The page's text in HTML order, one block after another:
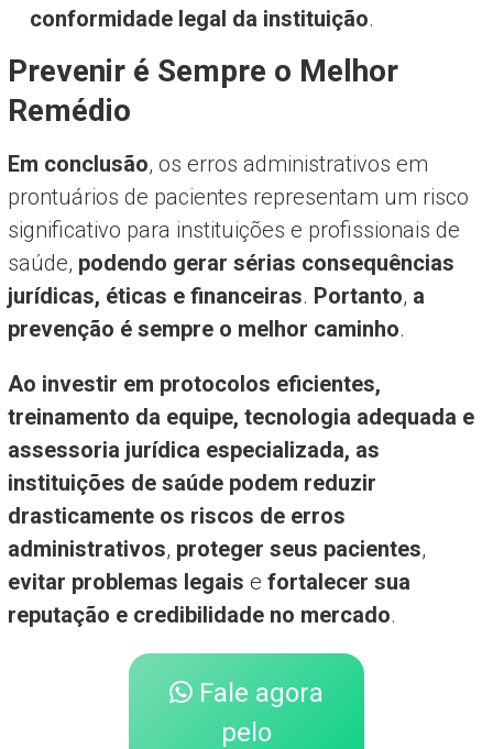
conformidade legal da instituição.
Prevenir é Sempre o Melhor
Remédio
Em conclusão, os erros administrativos em
prontuários de pacientes representam um risco
significativo para instituições e profissionais de
saúde, podendo gerar sérias consequências
jurídicas, éticas e financeiras. Portanto, a
prevenção é sempre o melhor caminho.
Ao investir em protocolos eficientes,
treinamento da equipe, tecnologia adequada e
assessoria jurídica especializada, as
instituições de saúde podem reduzir
drasticamente os riscos de erros
administrativos, proteger seus pacientes,
evitar problemas legais e fortalecer sua
reputação e credibilidade no mercado.
Fale agora
pelo